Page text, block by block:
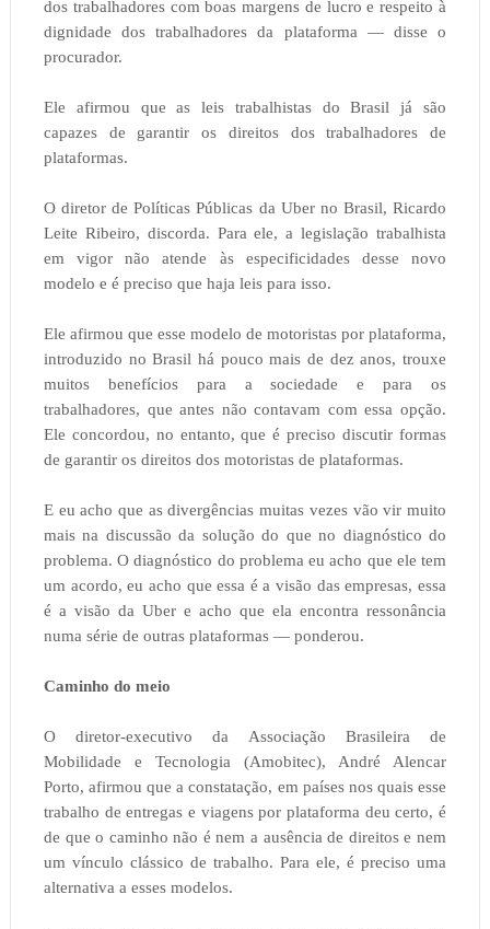
dos trabalhadores com boas margens de lucro e respeito à
dignidade dos trabalhadores da plataforma — disse o
procurador.
Ele afirmou que as leis trabalhistas do Brasil já são
capazes de garantir os direitos dos trabalhadores de
plataformas.
O diretor de Políticas Públicas da Uber no Brasil, Ricardo
Leite Ribeiro, discorda. Para ele, a legislação trabalhista
em vigor não atende às especificidades desse novo
modelo e é preciso que haja leis para isso.
Ele afirmou que esse modelo de motoristas por plataforma,
introduzido no Brasil há pouco mais de dez anos, trouxe
muitos benefícios para a sociedade e para os
trabalhadores, que antes não contavam com essa opção.
Ele concordou, no entanto, que é preciso discutir formas
de garantir os direitos dos motoristas de plataformas.
E eu acho que as divergências muitas vezes vão vir muito
mais na discussão da solução do que no diagnóstico do
problema. O diagnóstico do problema eu acho que ele tem
um acordo, eu acho que essa é a visão das empresas, essa
é a visão da Uber e acho que ela encontra ressonância
numa série de outras plataformas — ponderou.
Caminho do meio
O diretor-executivo da Associação Brasileira de
Mobilidade e Tecnologia (Amobitec), André Alencar
Porto, afirmou que a constatação, em países nos quais esse
trabalho de entregas e viagens por plataforma deu certo, é
de que o caminho não é nem a ausência de direitos e nem
um vínculo clássico de trabalho. Para ele, é preciso uma
alternativa a esses modelos.